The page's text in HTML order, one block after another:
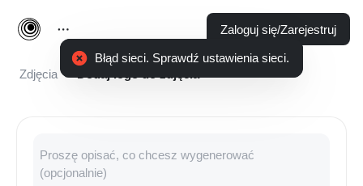
Zaloguj się/Zarejestruj
Zdjęcia